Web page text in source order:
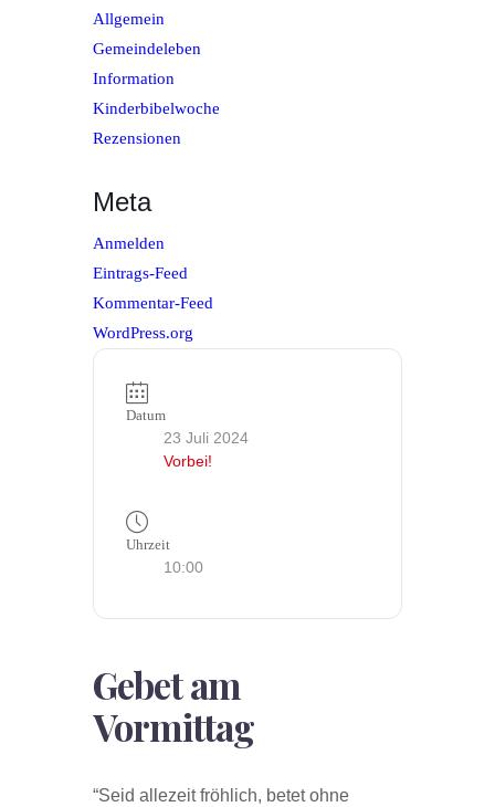
Allgemein
Gemeindeleben
Information
Kinderbibelwoche
Rezensionen
Meta
Anmelden
Eintrags-Feed
Kommentar-Feed
WordPress.org
Datum
23 Juli 2024
Vorbei!
Uhrzeit
10:00
Gebet am
Vormittag
“Seid allezeit fröhlich, betet ohne